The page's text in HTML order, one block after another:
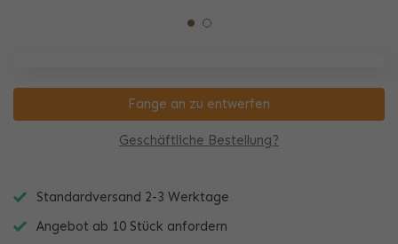
Geschäftliche Bestellung?
Fange an zu entwerfen
Standardversand 2-3 Werktage
Angebot ab 10 Stück anfordern